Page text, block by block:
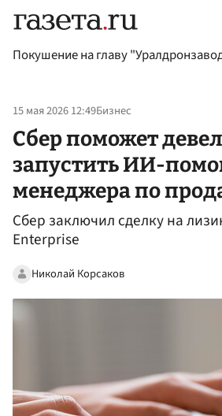
Покушение на главу
15 мая 2026 12:49Бизнес
Сбер поможет
запустить ИИ-
менеджера по
Сбер заключил сделку на
Enterprise
Николай Корсаков